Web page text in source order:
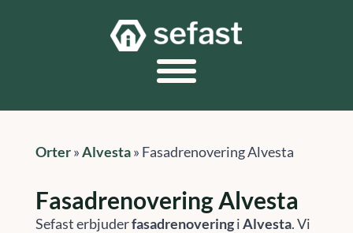
Orter»Alvesta» Fasadrenovering Alvesta
Fasadrenovering Alvesta
Sefast erbjuderfasadrenoveringiAlvesta. Vi